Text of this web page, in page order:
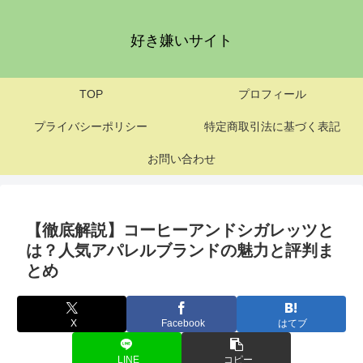
好き嫌いサイト
TOP プロフィール
プライバシーポリシー 特定商取引法に基づく表記
お問い合わせ
【徹底解説】コーヒーアンドシガレッツと
は？人気アパレルブランドの魅力と評判ま
とめ
X Facebook はてブ
LINE コピー